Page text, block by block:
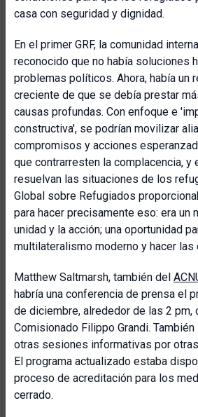
casa con seguridad y dignidad.
En el primer GRF, la comunidad
reconocido que no había soluciones
problemas políticos. Ahora, había un
creciente de que se debía prestar
causas profundas. Con enfoque e
constructiva', se podrían movilizar
compromisos y acciones
que contrarresten la complacencia, y
resuelvan las situaciones de los
Global sobre Refugiados
para hacer precisamente eso: era un
unidad y la acción; una oportunidad
multilateralismo moderno y hacer las
Matthew Saltmarsh, también del
habría una conferencia de prensa el
de diciembre, alrededor de las 2 pm,
Comisionado Filippo Grandi.
otras sesiones informativas por
El programa actualizado estaba
proceso de acreditación para los
cerrado.